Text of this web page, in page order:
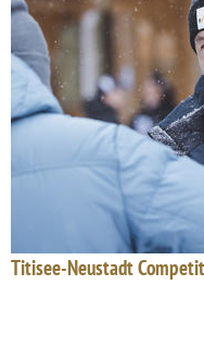
Titisee-Neustadt